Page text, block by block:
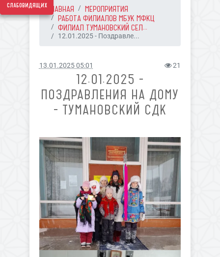
слабовидящихГЛАВНАЯ
МЕРОПРИЯТИЯ
РАБОТА ФИЛИАЛОВ МБУК МФКЦ
ФИЛИАЛ ТУМАНОВСКИЙ СЕЛ...
12.01.2025 - Поздравле...
13.01.2025 05:01 21
12.01.2025 -
ПОЗДРАВЛЕНИЯ НА ДОМУ
- ТУМАНОВСКИЙ СДК